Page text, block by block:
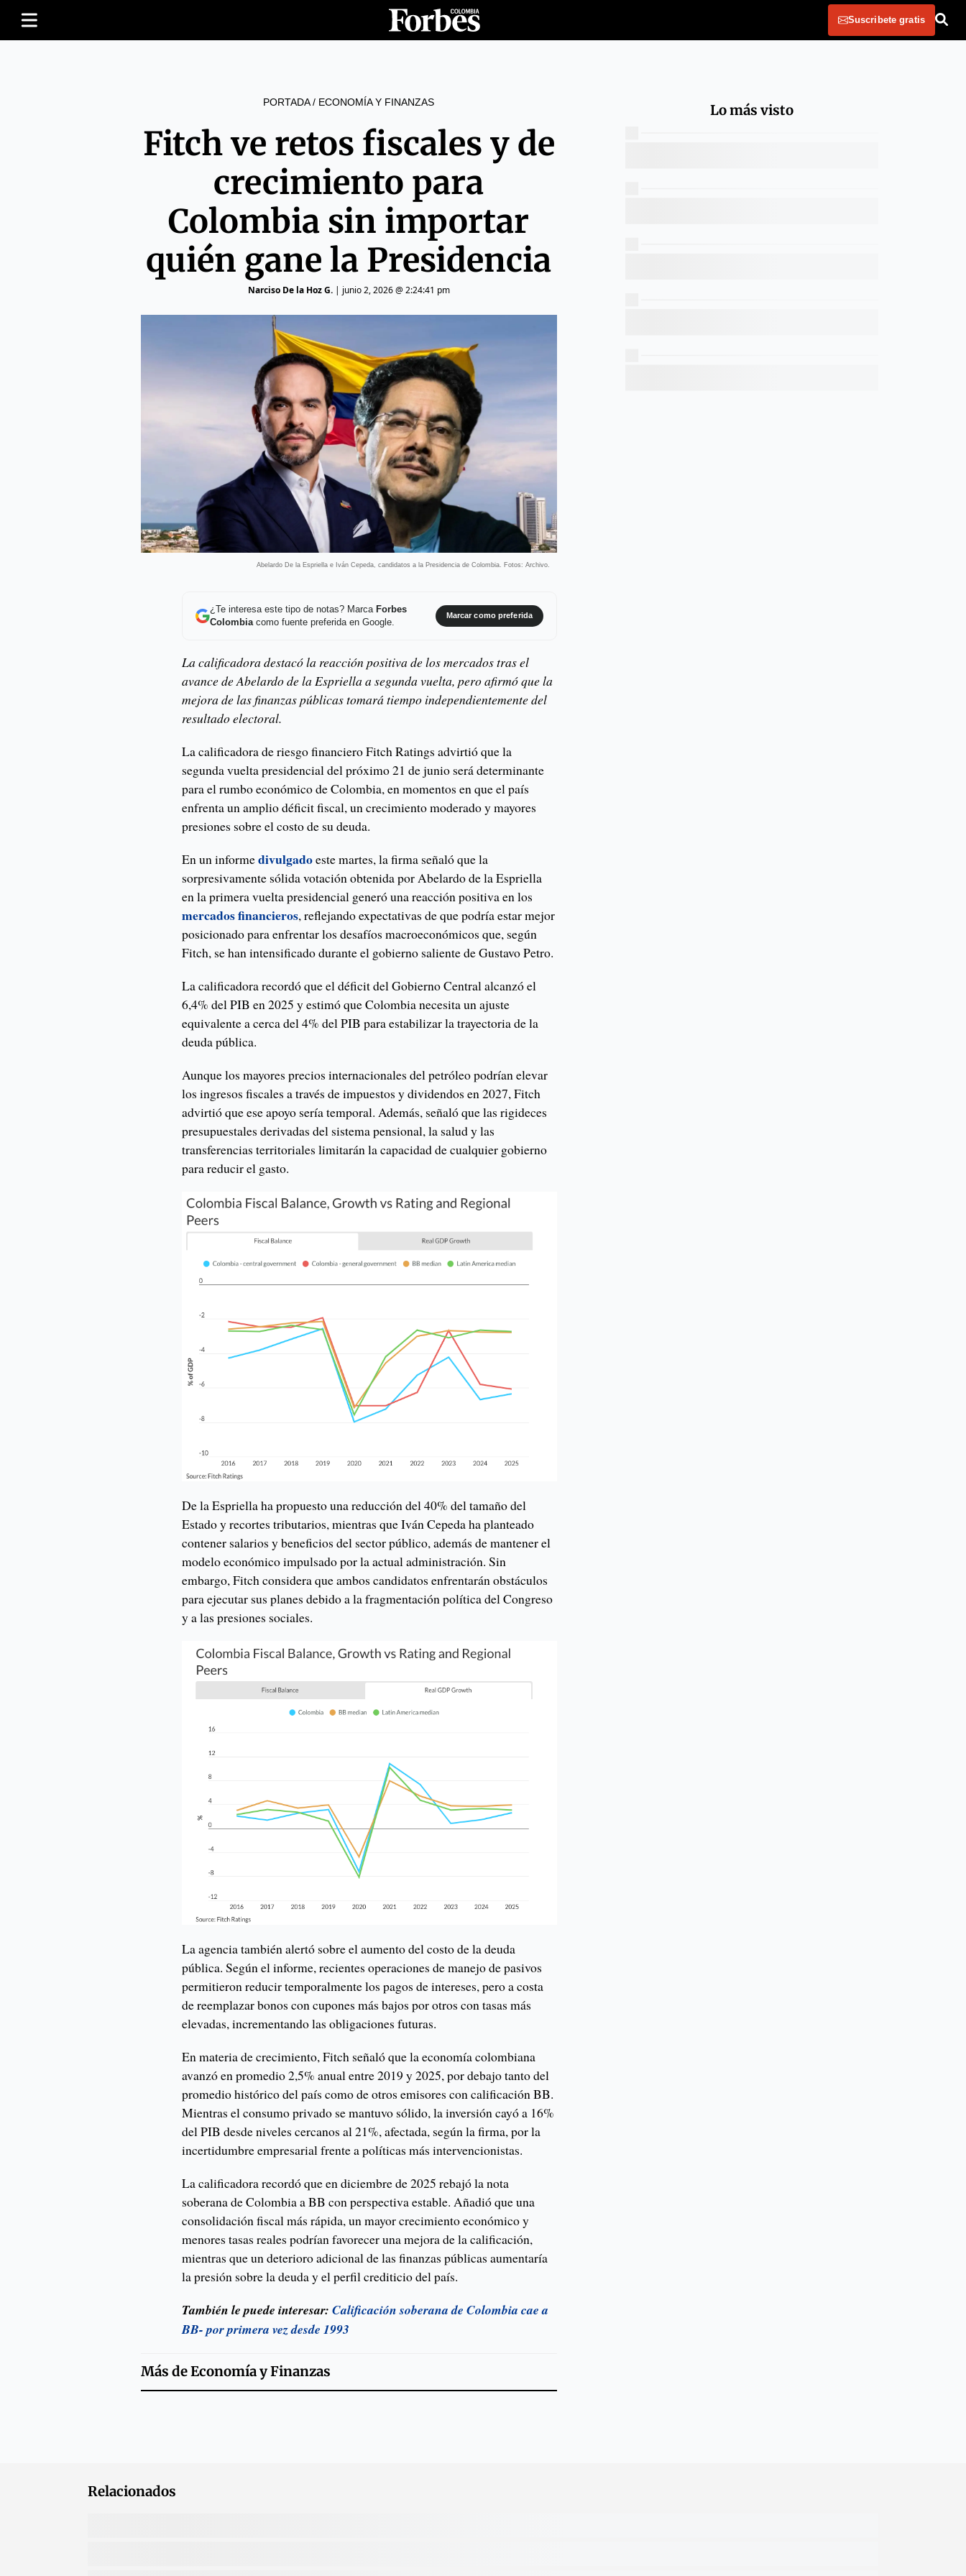
Suscribete gratis
PORTADA/ ECONOMÍA Y FINANZAS
Fitch ve retos fiscales y de
crecimiento para
Colombia sin importar
quién gane la Presidencia
Narciso De la Hoz G.| junio 2, 2026 @ 2:24:41 pm
Abelardo De la Espriella e Iván Cepeda, candidatos a la Presidencia de Colombia. Fotos: Archivo.
¿Te interesa este tipo de notas? Marca Forbes
Colombiacomo fuente preferida en Google.
Marcar como preferida
La calificadora destacó la reacción positiva de los mercados tras el
avance de Abelardo de la Espriella a segunda vuelta, pero afirmó que la
mejora de las finanzas públicas tomará tiempo independientemente del
resultado electoral.
La calificadora de riesgo financiero Fitch Ratings advirtió que la
segunda vuelta presidencial del próximo 21 de junio será determinante
para el rumbo económico de Colombia, en momentos en que el país
enfrenta un amplio déficit fiscal, un crecimiento moderado y mayores
presiones sobre el costo de su deuda.
En un informedivulgadoeste martes, la firma señaló que la
sorpresivamente sólida votación obtenida por Abelardo de la Espriella
en la primera vuelta presidencial generó una reacción positiva en los
mercados financieros, reflejando expectativas de que podría estar mejor
posicionado para enfrentar los desafíos macroeconómicos que, según
Fitch, se han intensificado durante el gobierno saliente de Gustavo Petro.
La calificadora recordó que el déficit del Gobierno Central alcanzó el
6,4% del PIB en 2025 y estimó que Colombia necesita un ajuste
equivalente a cerca del 4% del PIB para estabilizar la trayectoria de la
deuda pública.
Aunque los mayores precios internacionales del petróleo podrían elevar
los ingresos fiscales a través de impuestos y dividendos en 2027, Fitch
advirtió que ese apoyo sería temporal. Además, señaló que las rigideces
presupuestales derivadas del sistema pensional, la salud y las
transferencias territoriales limitarán la capacidad de cualquier gobierno
para reducir el gasto.
De la Espriella ha propuesto una reducción del 40% del tamaño del
Estado y recortes tributarios, mientras que Iván Cepeda ha planteado
contener salarios y beneficios del sector público, además de mantener el
modelo económico impulsado por la actual administración. Sin
embargo, Fitch considera que ambos candidatos enfrentarán obstáculos
para ejecutar sus planes debido a la fragmentación política del Congreso
y a las presiones sociales.
La agencia también alertó sobre el aumento del costo de la deuda
pública. Según el informe, recientes operaciones de manejo de pasivos
permitieron reducir temporalmente los pagos de intereses, pero a costa
de reemplazar bonos con cupones más bajos por otros con tasas más
elevadas, incrementando las obligaciones futuras.
En materia de crecimiento, Fitch señaló que la economía colombiana
avanzó en promedio 2,5% anual entre 2019 y 2025, por debajo tanto del
promedio histórico del país como de otros emisores con calificación BB.
Mientras el consumo privado se mantuvo sólido, la inversión cayó a 16%
del PIB desde niveles cercanos al 21%, afectada, según la firma, por la
incertidumbre empresarial frente a políticas más intervencionistas.
La calificadora recordó que en diciembre de 2025 rebajó la nota
soberana de Colombia a BB con perspectiva estable. Añadió que una
consolidación fiscal más rápida, un mayor crecimiento económico y
menores tasas reales podrían favorecer una mejora de la calificación,
mientras que un deterioro adicional de las finanzas públicas aumentaría
la presión sobre la deuda y el perfil crediticio del país.
También le puede interesar:Calificación soberana de Colombia cae a
BB- por primera vez desde 1993
Más deEconomía y Finanzas
Lo más visto
Relacionados